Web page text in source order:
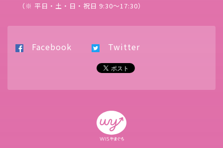
（※ 平日・土・日・祝日 9:30〜17:30）
Facebook Twitter